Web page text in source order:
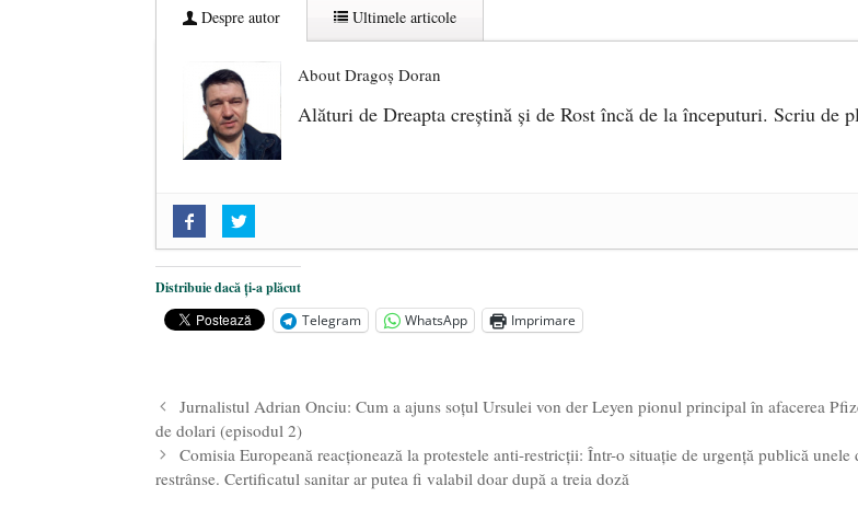
Despre autor Ultimele articole
About Dragoș Doran
Alături de Dreapta creștină și de Rost încă de la începuturi. Scriu de
„Acum nu e momentul”
O nouă autostradă distruge pădurea amazoniană, pentru summitul climatic
2025
Alegeri controlate - 11 martie 2025
Distribuie dacă ți-a plăcut
Telegram
WhatsApp Imprimare
Jurnalistul Adrian Onciu: Cum a ajuns soțul Ursulei von der Leyen pionul principal în afacerea
de dolari (episodul 2)
Comisia Europeană reacționează la protestele anti-restricții: Într-o situaţie de urgenţă publică
restrânse. Certificatul sanitar ar putea fi valabil doar după a treia doză